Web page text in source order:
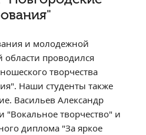
и молодежной
области проводился
творчества
Наши студенты также
Васильев Александр
"Вокальное творчество" и
диплома "За яркое